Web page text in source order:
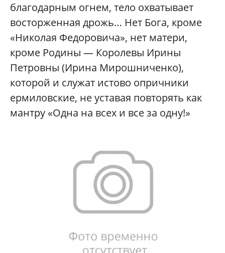
благодарным огнем, тело охватывает
восторженная дрожь… Нет Бога, кроме
«Николая Федоровича», нет матери,
кроме Родины — Королевы Ирины
Петровны (Ирина Мирошниченко),
которой и служат истово опричники
ермиловские, не уставая повторять как
мантру «Одна на всех и все за одну!»